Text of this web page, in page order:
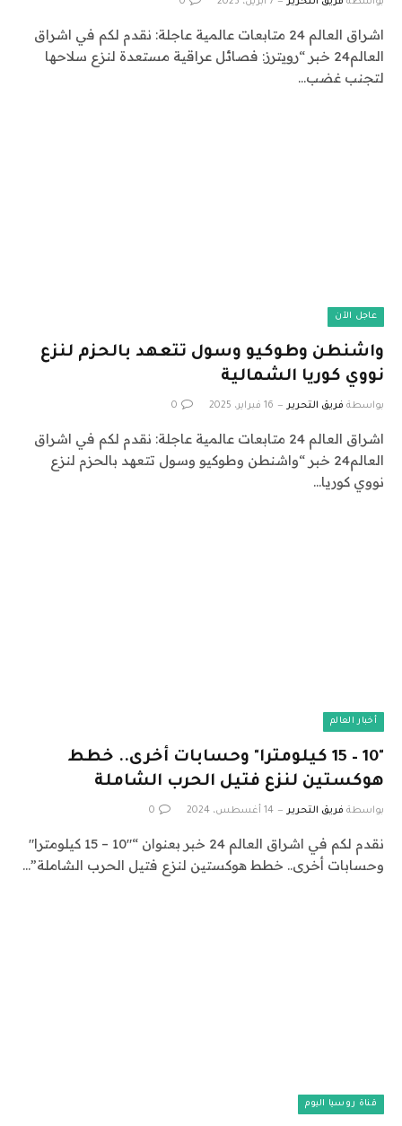
اشراق العالم 24 متابعات عالمية عاجلة: نقدم لكم في اشراق
العالم24 خبر “رويترز: فصائل عراقية مستعدة لنزع سلاحها
لتجنب غضب…
عاجل الآن
واشنطن وطوكيو وسول تتعهد بالحزم لنزع
نووي كوريا الشمالية
بواسطة فريق التحرير 16 فبراير، 2025 0
اشراق العالم 24 متابعات عالمية عاجلة: نقدم لكم في اشراق
العالم24 خبر “واشنطن وطوكيو وسول تتعهد بالحزم لنزع
نووي كوريا…
أخبار العالم
"10 – 15 كيلومترا" وحسابات أخرى.. خطط
هوكستين لنزع فتيل الحرب الشاملة
بواسطة فريق التحرير 14 أغسطس، 2024 0
نقدم لكم في اشراق العالم 24 خبر بعنوان “"10 – 15 كيلومترا"
وحسابات أخرى.. خطط هوكستين لنزع فتيل الحرب الشاملة”…
قناة روسيا اليوم